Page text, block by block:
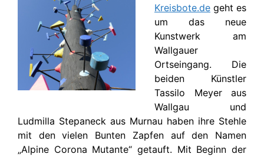
Kreisbote.de geht es
um das neue
Kunstwerk am
Wallgauer
Ortseingang. Die
beiden Künstler
Tassilo Meyer aus
Wallgau und
Ludmilla Stepaneck aus Murnau haben ihre Stehle
mit den vielen Bunten Zapfen auf den Namen
„Alpine Corona Mutante“ getauft. Mit Beginn der